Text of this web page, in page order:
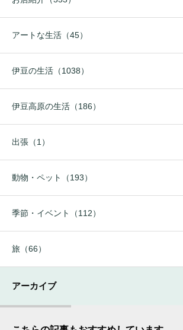
アートな生活（45）
伊豆の生活（1038）
伊豆高原の生活（186）
出張（1）
動物・ペット（193）
季節・イベント（112）
旅（66）
アーカイブ